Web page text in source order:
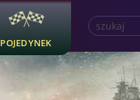
POJEDYNEK